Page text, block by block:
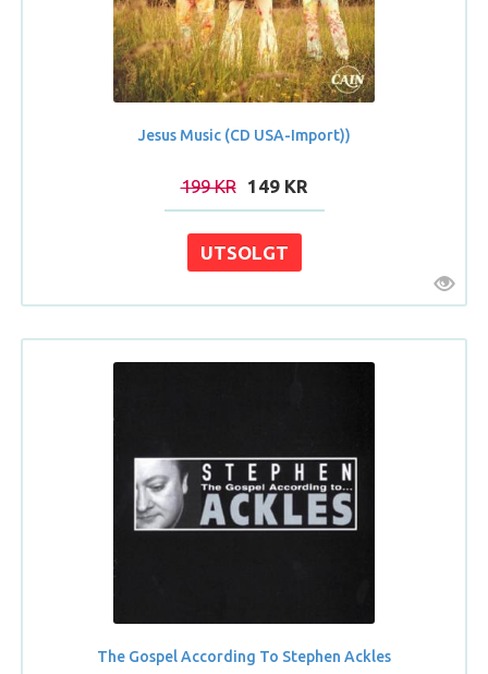
Jesus Music (CD USA-Import))
199 KR 149 KR
The Gospel According To Stephen Ackles